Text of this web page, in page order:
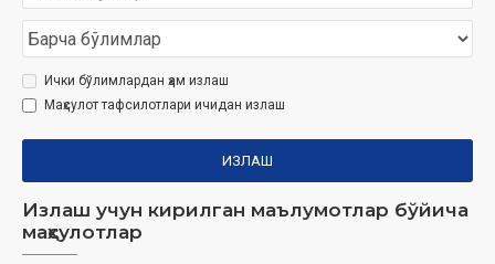
Ички бўлимлардан ҳам излаш
Маҳсулот тафсилотлари ичидан излаш
ИЗЛАШ
Излаш учун кирилган маълумотлар бўйича
маҳсулотлар